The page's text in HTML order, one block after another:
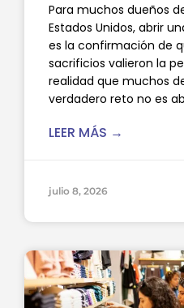
Para muchos dueños
Estados Unidos, abrir
es la confirmación de
sacrificios valieron la
realidad que muchos
verdadero reto no es
LEER MÁS →
julio 8, 2026